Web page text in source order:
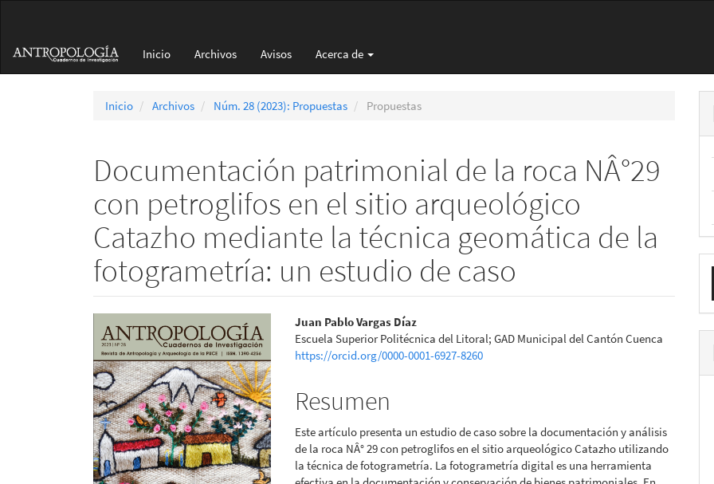
principal
Barra
Inicio Archivos Avisos Acerca de
Inicio Archivos Núm. 28 (2023): Propuestas Propuestas
Documentación patrimonial de la roca NÂ°29
con petroglifos en el sitio arqueológico
Catazho mediante la técnica geomática de la
fotogrametría: un estudio de caso
Barra
lateral
del
artículo
Contenido
principal
artículo
Juan Pablo Vargas Díaz
Escuela Superior Politécnica del Litoral; GAD Municipal del Cantón Cuenca
https://orcid.org/0000-0001-6927-8260
Resumen
Este artículo presenta un estudio de caso sobre la documentación y análisis
de la roca NÂ° 29 con petroglifos en el sitio arqueológico Catazho utilizando
la técnica de fotogrametría. La fotogrametría digital es una herramienta